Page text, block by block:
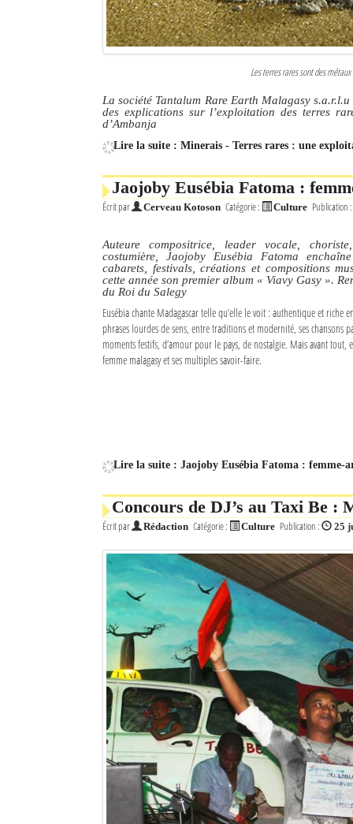
Les terres rares sont des
La société Tantalum Rare Earth Malagasy
des explications sur l’exploitation des terres
d’Ambanja
Lire la suite : Minerais - Terres rares : une
Jaojoby Eusébia Fatoma :
Écrit par Cerveau Kotoson Catégorie : Culture Publication :
Auteure compositrice, leader vocale, choriste,
costumière, Jaojoby Eusébia Fatoma
cabarets, festivals, créations et compositions
cette année son premier album « Viavy Gasy ».
du Roi du Salegy
Eusébia chante Madagascar telle qu’elle le voit : authentique et riche
phrases lourdes de sens, entre traditions et modernité, ses chansons
moments festifs, d’amour pour le pays, de nostalgie. Mais avant
femme malagasy et ses multiples savoir-faire.
Lire la suite : Jaojoby Eusébia Fatoma : femme-
Concours de DJ’s au Taxi Be :
Écrit par Rédaction Catégorie : Culture Publication : 25